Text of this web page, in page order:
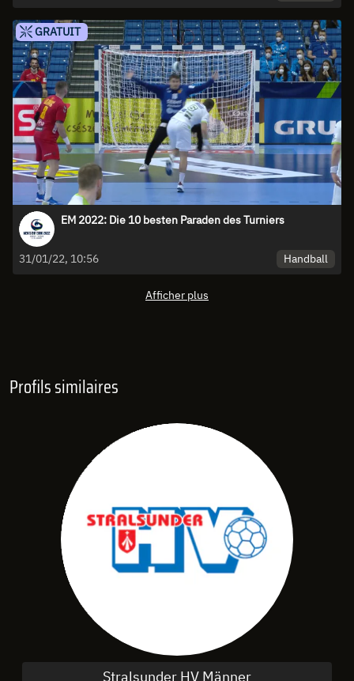
GRATUIT
EM 2022: Die 10 besten Paraden des Turniers
31/01/22, 10:56 Handball
Afficher plus
Profils similaires
Stralsunder HV Männer